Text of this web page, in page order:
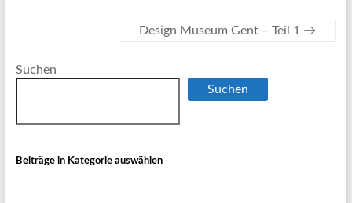
Design Museum Gent – Teil 1 →
Suchen
Suchen
Beiträge in Kategorie auswählen